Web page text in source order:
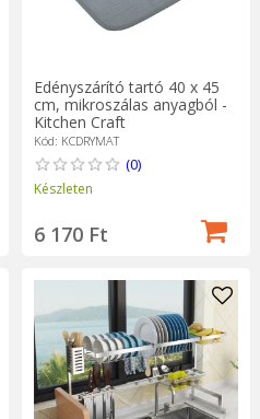
Edényszárító tartó 40 x 45
cm, mikroszálas anyagból -
Kitchen Craft
Kód: KCDRYMAT
(0)
Készleten
6 170 Ft